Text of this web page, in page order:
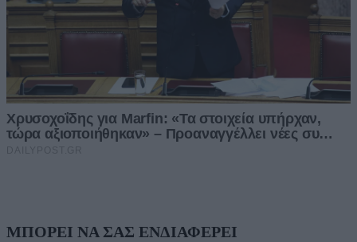
ΜΠΟΡΕΙ ΝΑ ΣΑΣ ΕΝΔΙΑΦΕΡΕΙ